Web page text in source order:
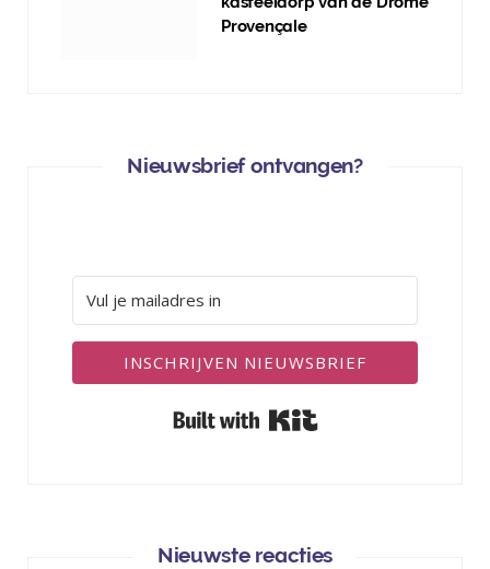
Provençale
Nieuwsbrief ontvangen?
INSCHRIJVEN NIEUWSBRIEF
Nieuwste reacties